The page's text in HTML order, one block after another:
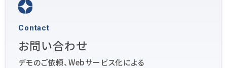
Contact
お問い合わせ
デモのご依頼、Webサービス化による